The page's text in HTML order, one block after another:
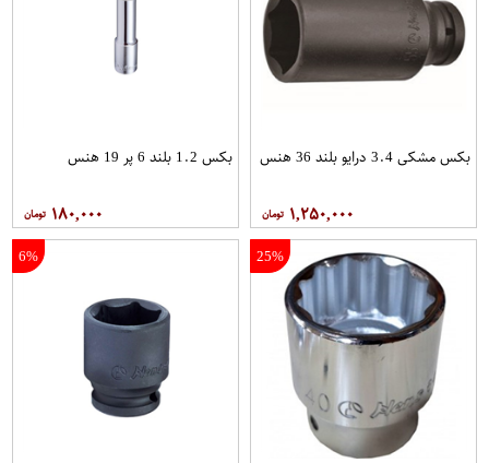
بکس مشکی 3.4 درایو بلند 36 هنس
۱,۲۵۰,۰۰۰
بکس 1.2 بلند 6 پر 19 هنس
۱۸۰,۰۰۰
25%
6%